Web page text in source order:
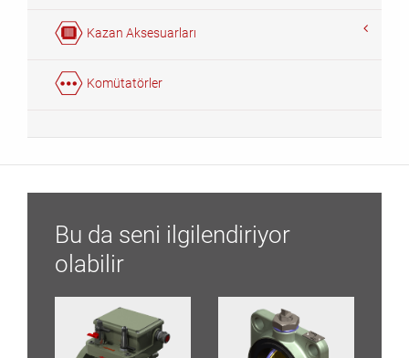
Kazan Aksesuarları
Komütatörler
Bu da seni ilgilendiriyor
olabilir